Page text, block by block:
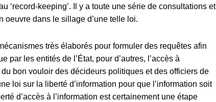
‘record-keeping’. Il y a toute une série de consultations et
oeuvre dans le sillage d’une telle loi.
très élaborés pour formuler des requêtes afin
par les entités de l’État, pour d’autres, l’accès à
du bon vouloir des décideurs politiques et des officiers de
loi sur la liberté d’information pour que l’information soit
d’accès à l’information est certainement une étape